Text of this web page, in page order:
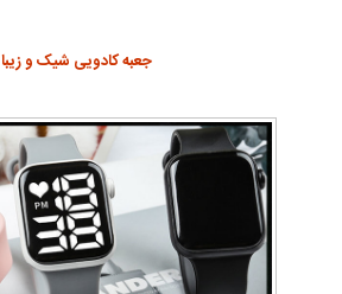
جعبه کادویی شیک و زیبا